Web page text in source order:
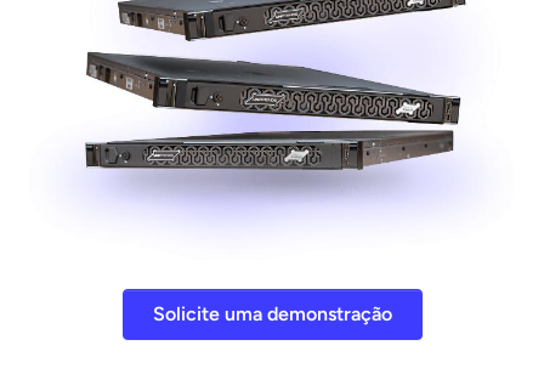
Solicite uma demonstração